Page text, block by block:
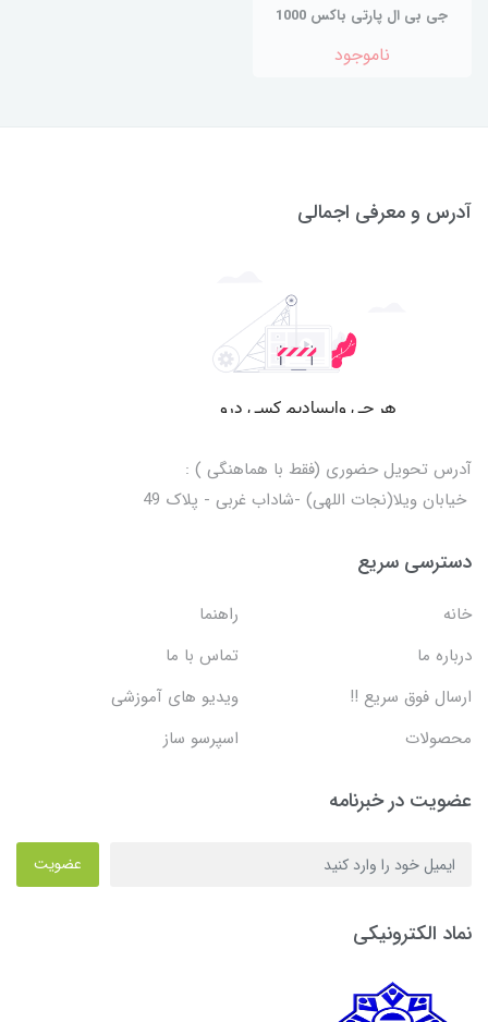
جی بی ال پارتی باکس 1000
ناموجود
آدرس و معرفی اجمالی
آدرس تحویل حضوری (فقط با هماهنگی ) :
خیابان ویلا(نجات اللهی) -شاداب غربی - پلاک 49
دسترسی سریع
خانه
راهنما
درباره ما
تماس با ما
ارسال فوق سریع !!
ویدیو های آموزشی
محصولات
اسپرسو ساز
عضویت در خبرنامه
عضویت
نماد الکترونیکی